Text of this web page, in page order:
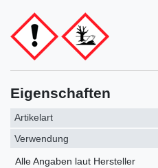
Eigenschaften
Artikelart
Verwendung
Alle Angaben laut Hersteller